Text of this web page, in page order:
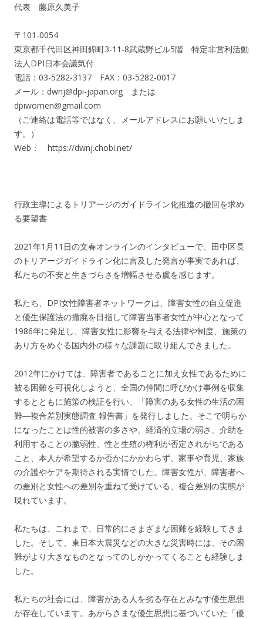
代表 藤原久美子
〒101-0054
東京都千代田区神田錦町3-11-8武蔵野ビル5階 特定非営利活動
法人DPI日本会議気付
電話：03-5282-3137 FAX：03-5282-0017
メール：dwnj@dpi-japan.org または
dpiwomen@gmail.com
（ご連絡は電話等ではなく、メールアドレスにお願いいたしま
す。）
Web： https://dwnj.chobi.net/
行政主導によるトリアージのガイドライン化推進の撤回を求め
る要望書
2021年1月11日の文春オンラインのインタビューで、田中区長
のトリアージガイドライン化に言及した発言が事実であれば、
私たちの不安と生きづらさを増幅させる虞を感じます。
私たち、DPI女性障害者ネットワークは、障害女性の自立促進
と優生保護法の撤廃を目指して障害当事者女性が中心となって
1986年に発足し、障害女性に影響を与える法律や制度、施策の
あり方をめぐる国内外の様々な課題に取り組んできました。
2012年にかけては、障害者であることに加え女性であるために
被る困難を可視化しようと、全国の仲間に呼びかけ事例を収集
するとともに施策の検証を行い、「障害のある女性の生活の困
難―複合差別実態調査 報告書」を発行しました。そこで明らか
になったことは性的被害の多さや、経済的立場の弱さ、介助を
利用することの脆弱性、性と生殖の権利が否定されがちである
こと、本人が希望するか否かにかかわらず、家事や育児、家族
の介護やケアを期待される実情でした。障害女性が、障害者へ
の差別と女性への差別を重ねて受けている、複合差別の実態が
現れています。
私たちは、これまで、日常的にさまざまな困難を経験してきま
した。そして、東日本大震災などの大きな災害時には、その困
難がより大きなものとなってのしかかってくることも経験しま
した。
私たちの社会には、障害がある人を劣る存在とみなす優生思想
が存在しています。あからさまな優生思想に基づいていた「優